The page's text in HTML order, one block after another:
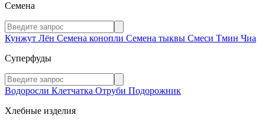
Семена
Кунжут Лён Семена конопли Семена тыквы Смеси Тмин Чиа
Суперфуды
Водоросли Клетчатка Отруби Подорожник
Хлебные изделия